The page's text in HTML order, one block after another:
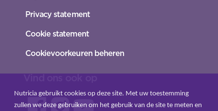
Privacy statement
Cookie statement
Cookievoorkeuren beheren
Nutricia gebruikt cookies op deze site. Met uw toestemming
zullen we deze gebruiken om het gebruik van de site te meten en